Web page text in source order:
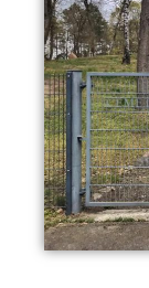
Und weil
wurde er
fand die
Gelände.
zumindest
eines jeden